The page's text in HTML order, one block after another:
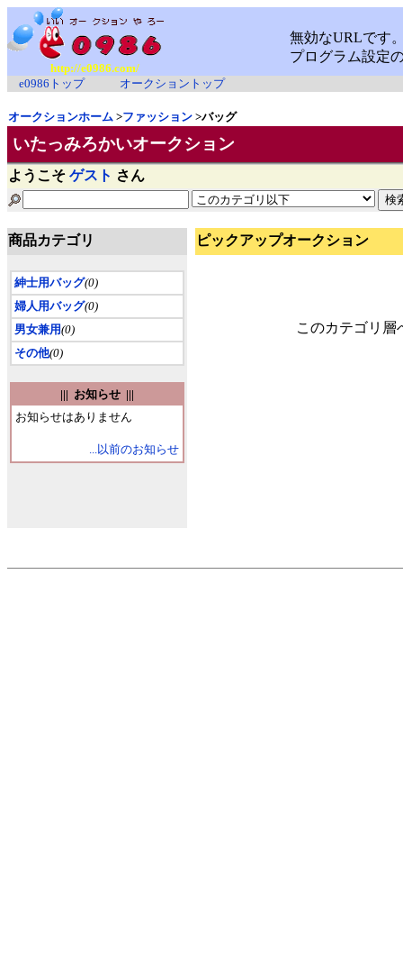
http://e0986.com/
e0986トップ
オークショントップ
オークションホーム >ファッション >バッグ
いたっみろかいオークション
ようこそ ゲスト さん
商品カテゴリ ピックアップオークション
紳士用バッグ(0)
婦人用バッグ(0)
男女兼用(0)
その他(0)
||| お知らせ |||
お知らせはありません
...以前のお知らせ
このカテゴリ層